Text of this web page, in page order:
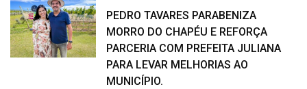
PEDRO TAVARES PARABENIZA
MORRO DO CHAPÉU E REFORÇA
PARCERIA COM PREFEITA JULIANA
PARA LEVAR MELHORIAS AO
MUNICÍPIO.